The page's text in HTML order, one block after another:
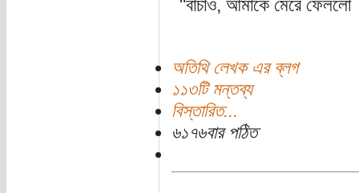
"বাঁচাও, আমাকে মেরে
অতিথি লেখক এর ব্লগ
১১৩টি মন্তব্য
বিস্তারিত...
৬১৭৬বার পঠিত